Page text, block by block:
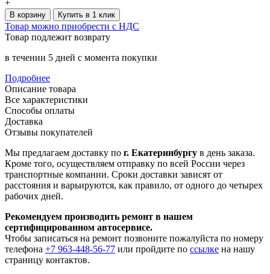
+
В корзину Купить в 1 клик
Товар можно приобрести с НДС
Товар подлежит возврату
в течении 5 дней с момента покупки
Подробнее
Описание товара
Все характеристики
Способы оплаты
Доставка
Отзывы покупателей
Мы предлагаем доставку по г. Екатеринбургу в день заказа.
Кроме того, осуществляем отправку по всей России через
транспортные компании. Сроки доставки зависят от
расстояния и варьируются, как правило, от одного до четырех
рабочих дней.
Рекомендуем производить ремонт в нашем
сертифицированном автосервисе.
Чтобы записаться на ремонт позвоните пожалуйста по номеру
телефона +7 963-448-56-77 или пройдите по ссылке на нашу
страницу контактов.